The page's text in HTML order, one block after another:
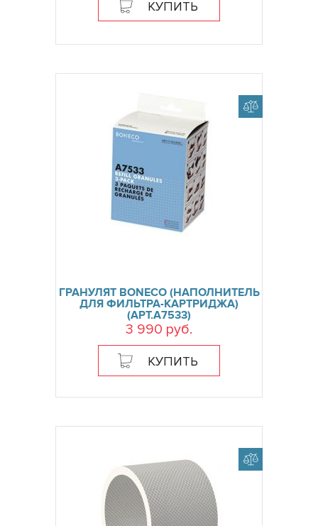
КУПИТЬ
ГРАНУЛЯТ BONECO (НАПОЛНИТЕЛЬ
ДЛЯ ФИЛЬТРА-КАРТРИДЖА)
(АРТ.А7533)
3 990 руб.
КУПИТЬ